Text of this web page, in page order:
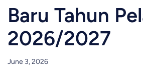
Baru Tahun
2026/2027
June 3, 2026